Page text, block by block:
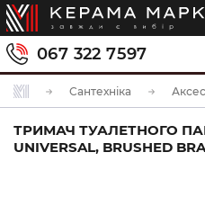
067 322 7597
Сантехніка
ТРИМАЧ ТУАЛЕТНОГО
UNIVERSAL, BRUSHED